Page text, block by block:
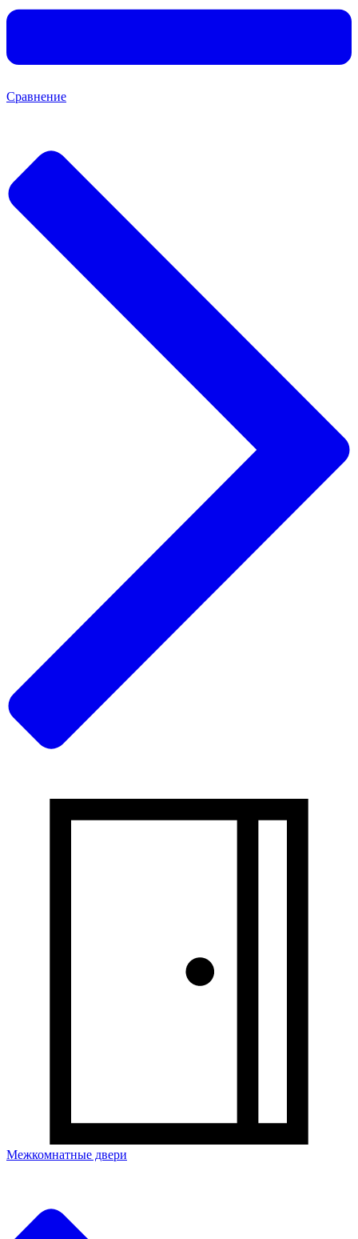
Сравнение
Межкомнатные двери